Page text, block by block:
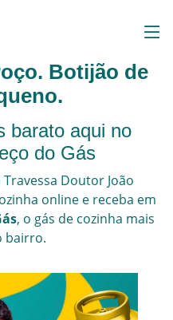
Botijão de
barato aqui no
do Gás
Travessa Doutor João
online e receba em
, o gás de cozinha mais
bairro.